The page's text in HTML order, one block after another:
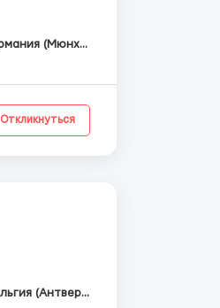
Германия (Мюнхен)
Откликнуться
Бельгия (Антверпен)